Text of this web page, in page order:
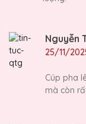
Nguyễn
25/11/
Cúp pha
mà còn